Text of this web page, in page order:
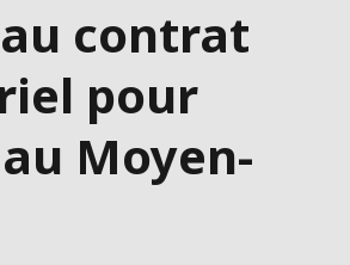
contrat
pour
Moyen-